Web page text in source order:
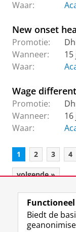
Waar:
New onset
Promotie:
Wanneer:
Waar:
Wage
Promotie:
Wanneer:
Waar:
1 2 3 4
volgende »
View this page in:
Functioneel
Biedt de